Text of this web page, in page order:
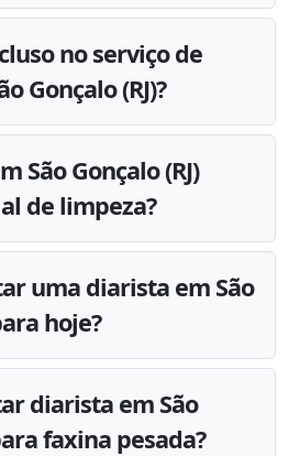
no serviço de
Gonçalo (RJ)?
São Gonçalo (RJ)
de limpeza?
uma diarista em São
hoje?
diarista em São
faxina pesada?